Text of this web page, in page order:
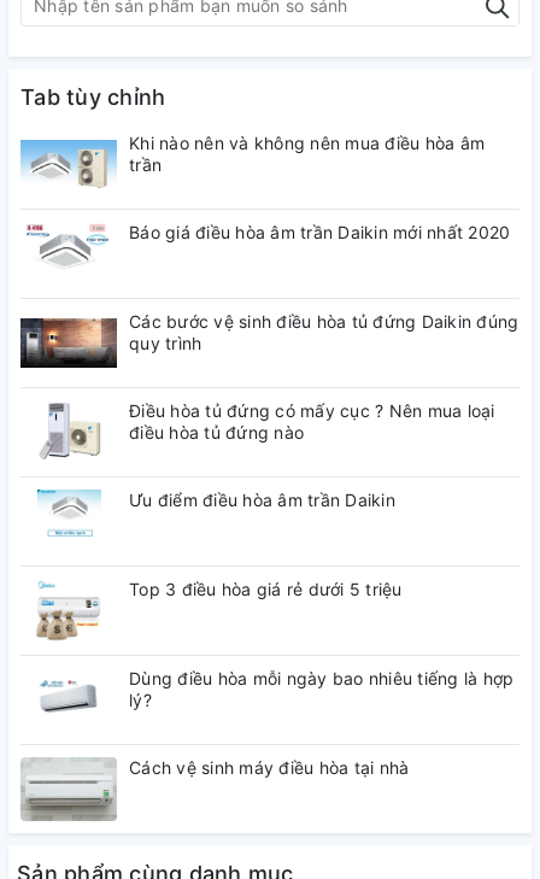
Công nghệ hình ảnh
Công nghệ
hình ảnh
Bộ xử lý Crystal 4K AI
HDR10+
Enhancer
Chuyển động mượt Motion
Giảm độ trễ chơi game Auto Low
Latency Mode (ALLM)
HDR 10+
Auto Motion Plus ,br> Chế độ xem
phim
Tần số quét
Công nghệ âm thanh
Tab tùy chỉnh
Khi nào nên và không nên mua điều hòa âm
trần
Báo giá điều hòa âm trần Daikin mới nhất 2020
Các bước vệ sinh điều hòa tủ đứng Daikin đúng
quy trình
Điều hòa tủ đứng có mấy cục ? Nên mua loại
điều hòa tủ đứng nào
Ưu điểm điều hòa âm trần Daikin
Top 3 điều hòa giá rẻ dưới 5 triệu
Dùng điều hòa mỗi ngày bao nhiêu tiếng là hợp
lý?
Cách vệ sinh máy điều hòa tại nhà
Sản phẩm cùng danh mục